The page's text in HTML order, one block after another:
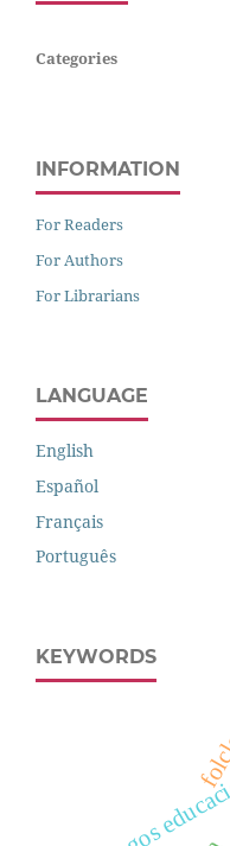
Categories
INFORMATION
For Readers
For Authors
For Librarians
LANGUAGE
English
Español
Français
Português
KEYWORDS
jogos